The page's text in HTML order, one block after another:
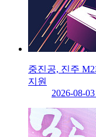
중진공, 진주
지원
2026-08-